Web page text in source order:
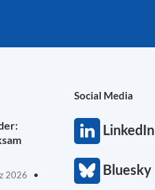
2026
Social Media
LinkedIn
Bluesky